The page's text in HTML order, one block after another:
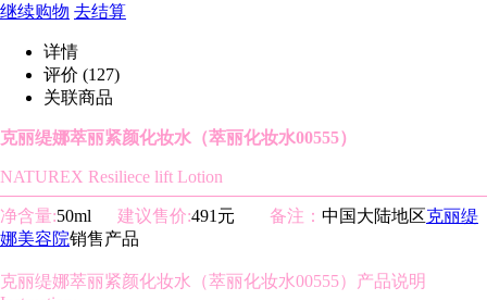
继续购物 去结算
详情
评价 (127)
关联商品
克丽缇娜萃丽紧颜化妆水（萃丽化妆水00555）
NATUREX Resiliece lift Lotion
净含量:50ml 建议售价:491元 备注： 中国大陆地区克丽缇
娜美容院销售产品
克丽缇娜萃丽紧颜化妆水（萃丽化妆水00555）产品说明